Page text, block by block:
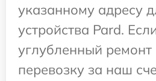
указанному адресу
устройства Pard.
углубленный
перевозку за наш